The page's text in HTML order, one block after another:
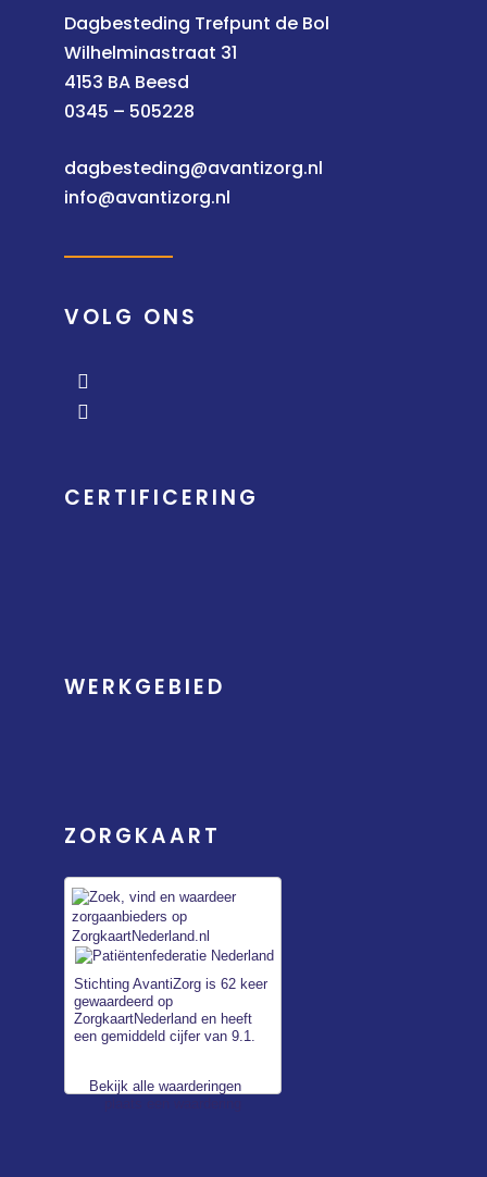
Dagbesteding Trefpunt de Bol
Wilhelminastraat 31
4153 BA Beesd
0345 – 505228
dagbesteding@avantizorg.nl
info@avantizorg.nl
VOLG ONS
CERTIFICERING
WERKGEBIED
ZORGKAART
Stichting AvantiZorg is 62 keer
gewaardeerd op
ZorgkaartNederland en heeft
een gemiddeld cijfer van 9.1.
Bekijk alle waarderingenof